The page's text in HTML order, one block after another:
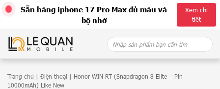
Sẵn hàng iphone 17 Pro Max đủ màu và
bộ nhớ
Xem chi
tiết
content
Search
for:
Trang chủ Điện thoại | Honor WIN RT (Snapdragon 8 Elite – Pin
10000mAh) Like New